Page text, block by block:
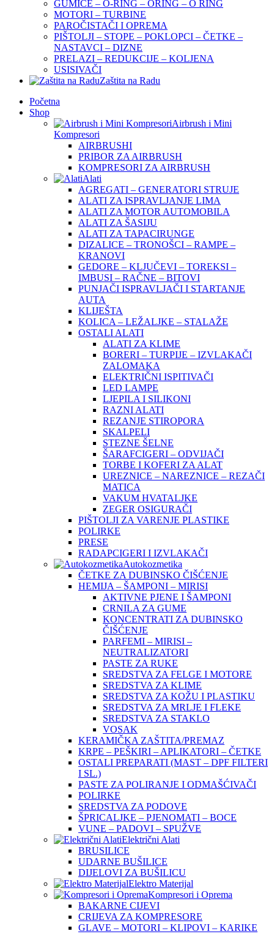
GUMICE – O-RING – ORING – O RING
MOTORI – TURBINE
PAROČISTAČI I OPREMA
PIŠTOLJI – STOPE – POKLOPCI – ČETKE –
NASTAVCI – DIZNE
PRELAZI – REDUKCIJE – KOLJENA
USISIVAČI
Zaštita na Radu
Početna
Shop
Airbrush i Mini
Kompresori
AIRBRUSHI
PRIBOR ZA AIRBRUSH
KOMPRESORI ZA AIRBRUSH
Alati
AGREGATI – GENERATORI STRUJE
ALATI ZA ISPRAVLJANJE LIMA
ALATI ZA MOTOR AUTOMOBILA
ALATI ZA ŠASIJU
ALATI ZA TAPACIRUNGE
DIZALICE – TRONOŠCI – RAMPE –
KRANOVI
GEDORE – KLJUČEVI – TOREKSI –
IMBUSI – RAČNE – BITOVI
PUNJAČI ISPRAVLJAČI I STARTANJE
AUTA
KLIJEŠTA
KOLICA – LEŽALJKE – STALAŽE
OSTALI ALATI
ALATI ZA KLIME
BORERI – TURPIJE – IZVLAKAČI
ZALOMAKA
ELEKTRIČNI ISPITIVAČI
LED LAMPE
LJEPILA I SILIKONI
RAZNI ALATI
REZANJE STIROPORA
SKALPELI
STEZNE ŠELNE
ŠARAFCIGERI – ODVIJAČI
TORBE I KOFERI ZA ALAT
UREZNICE – NAREZNICE – REZAČI
MATICA
VAKUM HVATALJKE
ZEGER OSIGURAČI
PIŠTOLJI ZA VARENJE PLASTIKE
POLIRKE
PRESE
RADAPCIGERI I IZVLAKAČI
Autokozmetika
ČETKE ZA DUBINSKO ČIŠĆENJE
HEMIJA – ŠAMPONI – MIRISI
AKTIVNE PJENE I ŠAMPONI
CRNILA ZA GUME
KONCENTRATI ZA DUBINSKO
ČIŠĆENJE
PARFEMI – MIRISI –
NEUTRALIZATORI
PASTE ZA RUKE
SREDSTVA ZA FELGE I MOTORE
SREDSTVA ZA KLIME
SREDSTVA ZA KOŽU I PLASTIKU
SREDSTVA ZA MRLJE I FLEKE
SREDSTVA ZA STAKLO
VOSAK
KERAMIČKA ZAŠTITA/PREMAZ
KRPE – PEŠKIRI – APLIKATORI – ČETKE
OSTALI PREPARATI (MAST – DPF FILTERI
I SL.)
PASTE ZA POLIRANJE I ODMAŠĆIVAČI
POLIRKE
SREDSTVA ZA PODOVE
ŠPRICALJKE – PJENOMATI – BOCE
VUNE – PADOVI – SPUŽVE
Električni Alati
BRUSILICE
UDARNE BUŠILICE
DIJELOVI ZA BUŠILICU
Elektro Materijal
Kompresori i Oprema
BAKARNE CIJEVI
CRIJEVA ZA KOMPRESORE
GLAVE – MOTORI – KLIPOVI – KARIKE